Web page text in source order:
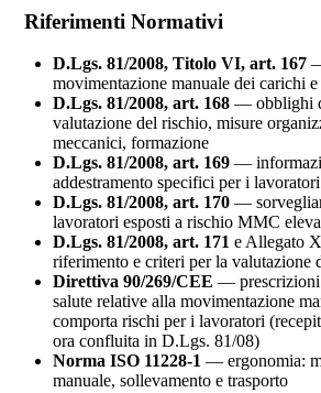
Riferimenti Normativi
D.Lgs. 81/2008, Titolo VI, art. 167
movimentazione manuale dei carichi
D.Lgs. 81/2008, art. 168 — obblighi
valutazione del rischio, misure
meccanici, formazione
D.Lgs. 81/2008, art. 169 —
addestramento specifici per i
D.Lgs. 81/2008, art. 170 —
lavoratori esposti a rischio MMC
D.Lgs. 81/2008, art. 171 e Allegato
riferimento e criteri per la valutazione
Direttiva 90/269/CEE — prescrizioni
salute relative alla movimentazione
comporta rischi per i lavoratori
ora confluita in D.Lgs. 81/08)
Norma ISO 11228-1 — ergonomia:
manuale, sollevamento e trasporto